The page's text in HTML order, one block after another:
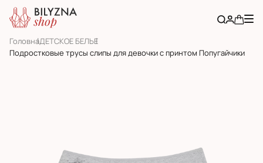
ГоловнаДЕТСКОЕ БЕЛЬЕ
Подростковые трусы слипы для девочки с принтом Попугайчики